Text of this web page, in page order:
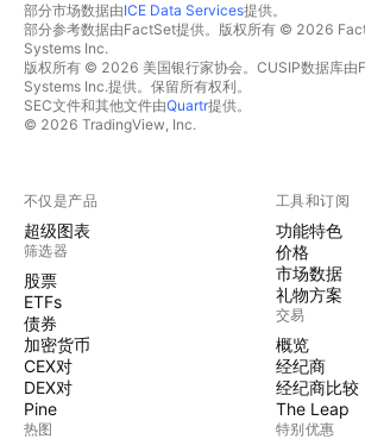
部分市场数据由ICE Data Services提供。
部分参考数据由FactSet提供。版权所有 © 2026
Systems Inc.
版权所有 © 2026 美国银行家协会。CUSIP数据库由
Systems Inc.提供。保留所有权利。
SEC文件和其他文件由Quartr提供。
© 2026 TradingView, Inc.
不仅是产品
超级图表
筛选器
股票
ETFs
债券
加密货币
CEX对
DEX对
Pine
热图
工具和订阅
功能特色
价格
市场数据
礼物方案
交易
概览
经纪商
经纪商比较
The Leap
特别优惠